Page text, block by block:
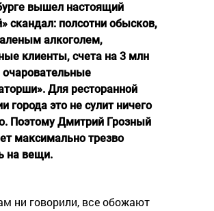
вышел настоящий
скандал: полсотни обысков,
алкоголем,
клиенты, счета на 3 млн
очаровательные
Для ресторанной
города это не сулит ничего
Поэтому Дмитрий Грозный
максимально трезво
на вещи.
ни говорили, все обожают